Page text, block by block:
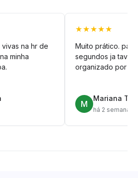
na hr de
minha
★★★★★
Muito prático.
segundos ja tava
organizado por
M
Mariana T.
há 2 semanas